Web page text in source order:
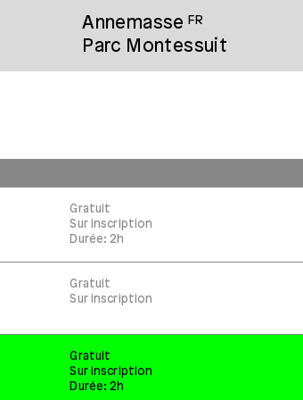
Annemasse FR
Parc Montessuit
Gratuit
Sur inscription
Durée: 2h
Gratuit
Sur inscription
Gratuit
Sur inscription
Durée: 2h